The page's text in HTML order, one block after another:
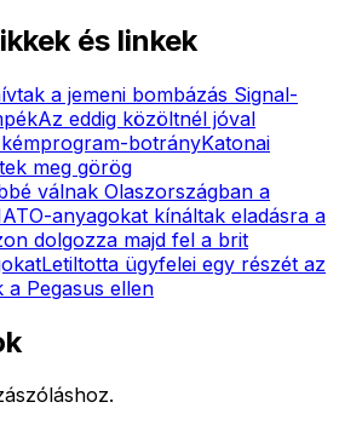
és linkek
a jemeni bombázás Signal-
Az eddig közöltnél jóval
botrányKatonai
meg görög
válnak Olaszországban a
anyagokat kínáltak eladásra a
dolgozza majd fel a brit
Letiltotta ügyfelei egy részét az
a Pegasus ellen